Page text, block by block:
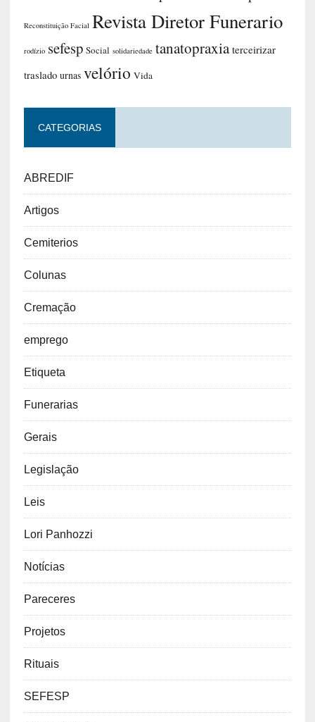
Reconstituição Facial Revista Diretor Funerario
rodízio sefesp Social solidariedade tanatopraxia terceirizar
traslado urnas velório Vida
CATEGORIAS
ABREDIF
Artigos
Cemiterios
Colunas
Cremação
emprego
Etiqueta
Funerarias
Gerais
Legislação
Leis
Lori Panhozzi
Notícias
Pareceres
Projetos
Rituais
SEFESP